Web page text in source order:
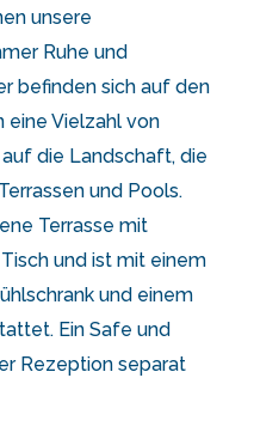
unsere
Ruhe und
befinden sich auf den
eine Vielzahl von
die Landschaft, die
und Pools.
Terrasse mit
und ist mit einem
und einem
Ein Safe und
Rezeption separat